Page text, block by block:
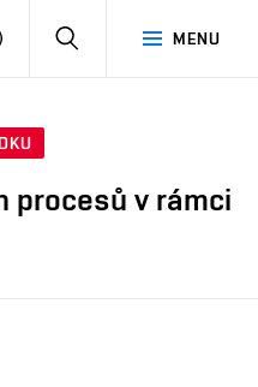
MENU
PŘIHLÁSIT
procesů v rámci